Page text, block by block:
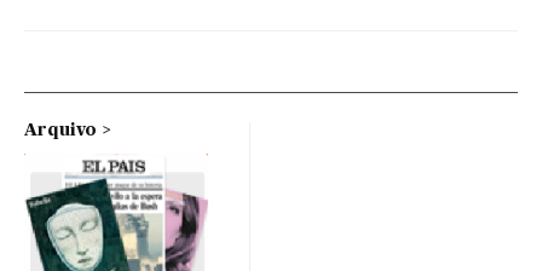
Arquivo